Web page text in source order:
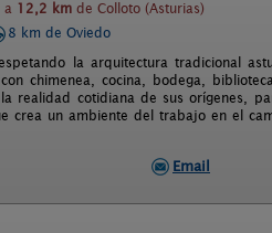
a 12,2 km de Colloto (Asturias)
8 km de Oviedo
la arquitectura tradicional
chimenea, cocina, bodega,
realidad cotidiana de sus orígenes,
crea un ambiente del trabajo en el
Email